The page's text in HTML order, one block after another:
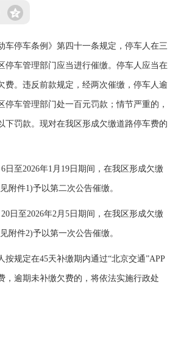
停车条例》第四十一条规定，停车人在三
停车管理部门应当进行催缴。停车人应当在
费。违反前款规定，经两次催缴，停车人逾
停车管理部门处一百元罚款；情节严重的，
下罚款。现对在我区形成欠缴道路停车费的
至2026年1月19日期间，在我区形成欠缴
附件1)予以第二次公告催缴。
至2026年2月5日期间，在我区形成欠缴
附件2)予以第一次公告催缴。
规定在45天补缴期内通过“北京交通”APP
，逾期未补缴欠费的，将依法实施行政处